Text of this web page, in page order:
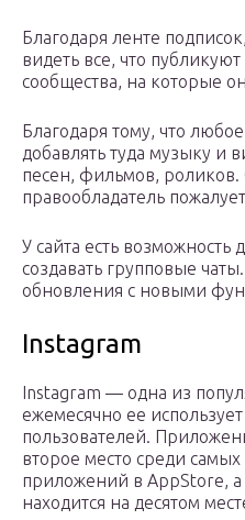
Благодаря ленте
видеть все, что
сообщества, на которые
Благодаря тому, что
добавлять туда музыку и
песен, фильмов, роликов.
правообладатель
У сайта есть возможность
создавать групповые
обновления с новыми
Instagram
Instagram — одна из
ежемесячно ее
пользователей.
второе место среди
приложений в AppStore, а
находится на десятом